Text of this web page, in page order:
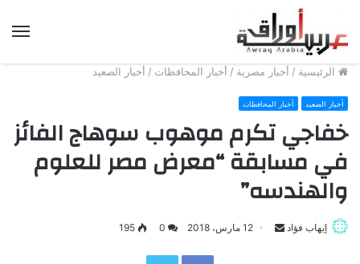
الرئيسية / أخبار مصرية / أخبار المحافظات / أخبار الصعيد
أخبار الصعيد أخبار المحافظات
خفاجي تكرم موهوب سوهاج الفائز
في مسابقة “معرض مصر للعلوم
والهندسه”
إيهاب فؤاد 12 مارس، 2018 0
195
Facebook